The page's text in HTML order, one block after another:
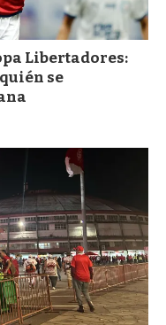
Libertadores:
se